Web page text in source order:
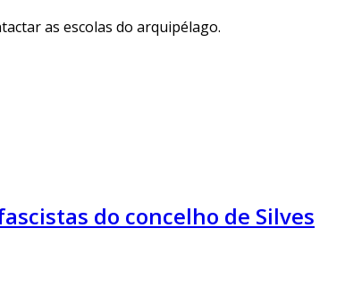
as escolas do arquipélago.
do concelho de Silves